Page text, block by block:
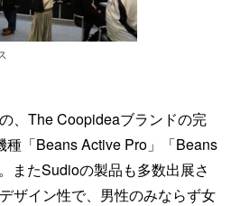
、The Coopideaブランドの完
種「Beans Active Pro」「Beans
またSudioの製品も多数出展さ
ザイン性で、男性のみならず女